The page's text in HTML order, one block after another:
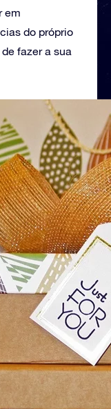
em
do próprio
fazer a sua